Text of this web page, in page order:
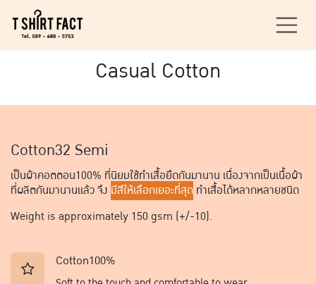
Skip to Content
Casual Cotton
Cotton32 Semi
เป็นผ้าคอตตอน100% ที่นิยมใช้ทำเสื้อยืดกันมานาน เนื่องจากเป็นเนื้อผ้า
ที่ผลิตกันมานานแล้ว จึง มีสีให้เลือกเยอะที่สุด ทำเสื้อได้หลากหลายชนิด
Weight is approximately 150 gsm (+/-10).
Cotton100%